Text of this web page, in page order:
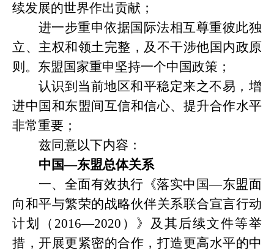
续发展的世界作出贡献；
进一步重申依据国际法相互尊重彼此独
立、主权和领土完整，及不干涉他国内政原
则。东盟国家重申坚持一个中国政策；
认识到当前地区和平稳定来之不易，增
进中国和东盟间互信和信心、提升合作水平
非常重要；
兹同意以下内容：
中国—东盟总体关系
一、全面有效执行《落实中国—东盟面
向和平与繁荣的战略伙伴关系联合宣言行动
计划（2016—2020）》及其后续文件等举
措，开展更紧密的合作，打造更高水平的中